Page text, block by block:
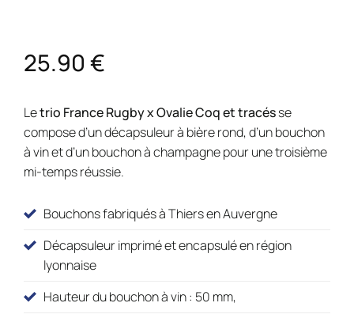
25.90 €
Letrio France Rugby x Ovalie Coq et tracésse
compose d’un décapsuleur à bière rond, d’un bouchon
à vin et d’un bouchon à champagne pour une troisième
mi-temps réussie.
Bouchons fabriqués à Thiers en Auvergne
Décapsuleur imprimé et encapsulé en région
lyonnaise
Hauteur du bouchon à vin : 50 mm,